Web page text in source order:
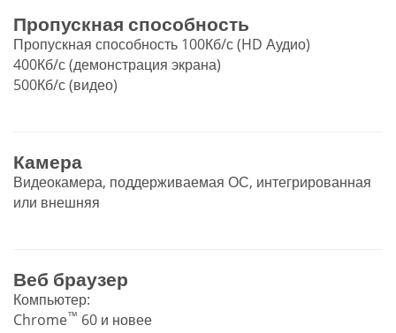
Пропускная способность
Пропускная способность 100Кб/с (HD Аудио)
400Кб/с (демонстрация экрана)
500Кб/с (видео)
Камера
Видеокамера, поддерживаемая ОС, интегрированная
или внешняя
Веб браузер
Компьютер:
Chrome™ 60 и новее